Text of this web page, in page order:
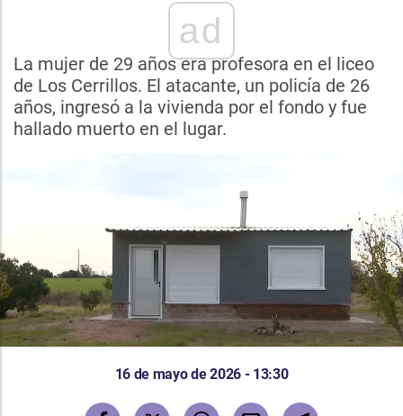
ad
La mujer de 29 años era profesora en el liceo
de Los Cerrillos. El atacante, un policía de 26
años, ingresó a la vivienda por el fondo y fue
hallado muerto en el lugar.
16 de mayo de 2026 - 13:30